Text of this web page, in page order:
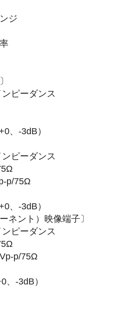
ジ
ピーダンス
、-3dB）
ピーダンス
p/75Ω
、-3dB）
ネント）映像端子〕
ピーダンス
p/75Ω
、-3dB）